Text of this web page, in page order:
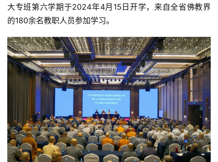
大专班第六学期于2024年4月15日开学，来自全省佛教界
的180余名教职人员参加学习。